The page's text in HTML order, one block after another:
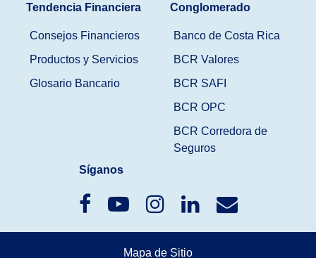
Tendencia Financiera
Consejos Financieros
Productos y Servicios
Glosario Bancario
Conglomerado
Banco de Costa Rica
BCR Valores
BCR SAFI
BCR OPC
BCR Corredora de
Seguros
Síganos
Mapa de Sitio